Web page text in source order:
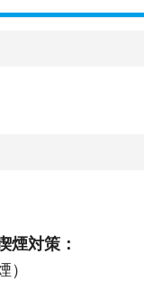
煙対策：
）